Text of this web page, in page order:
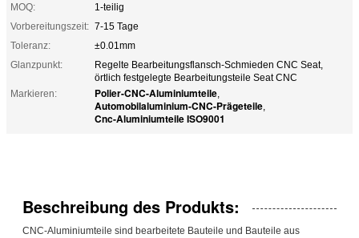
MOQ:
1-teilig
Vorbereitungszeit: 7-15 Tage
Toleranz:
±0.01mm
Glanzpunkt:
Regelte Bearbeitungsflansch-Schmieden CNC Seat,
örtlich festgelegte Bearbeitungsteile Seat CNC
Markieren:
Polier-CNC-Aluminiumteile,
Automobilaluminium-CNC-Prägeteile,
Cnc-Aluminiumteile ISO9001
Beschreibung des Produkts:
CNC-Aluminiumteile sind bearbeitete Bauteile und Bauteile aus